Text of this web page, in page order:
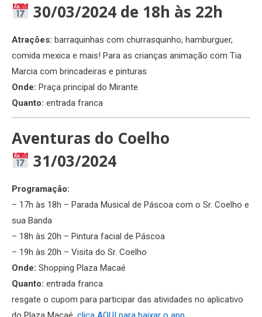
30/03/2024 de 18h às 22h
Atrações: barraquinhas com churrasquinho, hamburguer,
comida mexica e mais! Para as crianças animação com Tia
Marcia com brincadeiras e pinturas
Onde: Praça principal do Mirante
Quanto: entrada franca
Aventuras do Coelho
31/03/2024
Programação:
– 17h às 18h – Parada Musical de Páscoa com o Sr. Coelho e
sua Banda
– 18h às 20h – Pintura facial de Páscoa
– 19h às 20h – Visita do Sr. Coelho
Onde: Shopping Plaza Macaé
Quanto: entrada franca
resgate o cupom para participar das atividades no aplicativo